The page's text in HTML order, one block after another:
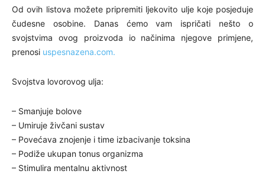
Od ovih listova možete pripremiti ljekovito ulje koje posjeduje
čudesne osobine. Danas ćemo vam ispričati nešto o
svojstvima ovog proizvoda io načinima njegove primjene,
prenosi uspesnazena.com.
Svojstva lovorovog ulja:
– Smanjuje bolove
– Umiruje živčani sustav
– Povećava znojenje i time izbacivanje toksina
– Podiže ukupan tonus organizma
– Stimulira mentalnu aktivnost